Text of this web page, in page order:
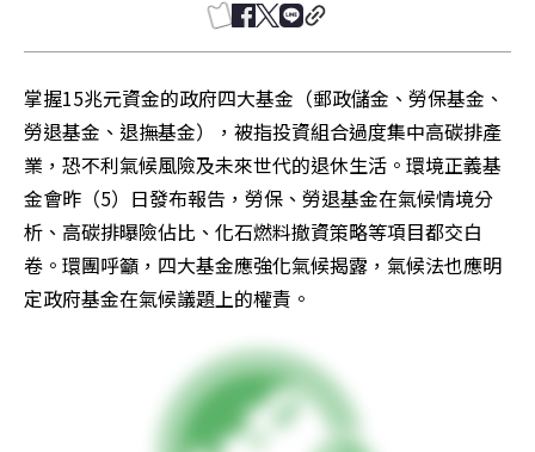
掌握15兆元資金的政府四大基金（郵政儲金、勞保基金、
勞退基金、退撫基金），被指投資組合過度集中高碳排產
業，恐不利氣候風險及未來世代的退休生活。環境正義基
金會昨（5）日發布報告，勞保、勞退基金在氣候情境分
析、高碳排曝險佔比、化石燃料撤資策略等項目都交白
卷。環團呼籲，四大基金應強化氣候揭露，氣候法也應明
定政府基金在氣候議題上的權責。